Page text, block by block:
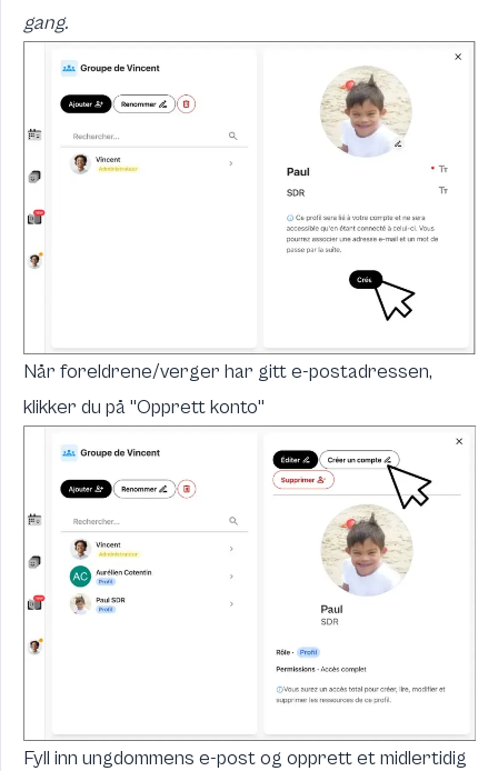
gang.
Når foreldrene/verger har gitt e-postadressen,
klikker du på "Opprett konto"
Fyll inn ungdommens e-post og opprett et midlertidig